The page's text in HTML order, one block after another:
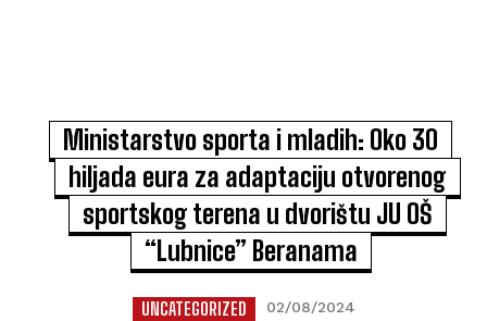
Ministarstvo sporta i mladih: Oko 30
hiljada eura za adaptaciju otvorenog
sportskog terena u dvorištu JU OŠ
“Lubnice” Beranama
UNCATEGORIZED 02/08/2024